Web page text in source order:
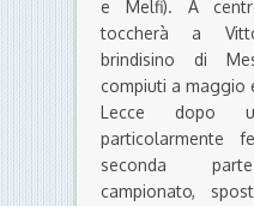
e Melfi). A
toccherà a
brindisino di
compiuti a maggio
Lecce dopo
particolarmente
seconda
campionato,